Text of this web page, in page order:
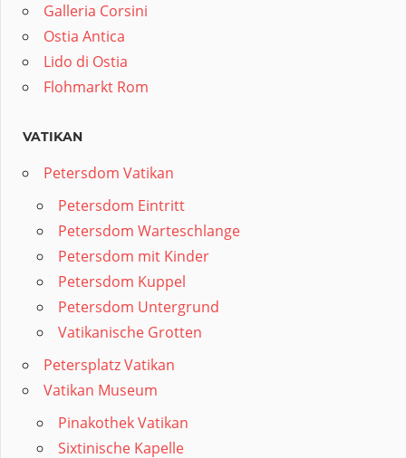
Galleria Corsini
Ostia Antica
Lido di Ostia
Flohmarkt Rom
VATIKAN
Petersdom Vatikan
Petersdom Eintritt
Petersdom Warteschlange
Petersdom mit Kinder
Petersdom Kuppel
Petersdom Untergrund
Vatikanische Grotten
Petersplatz Vatikan
Vatikan Museum
Pinakothek Vatikan
Sixtinische Kapelle